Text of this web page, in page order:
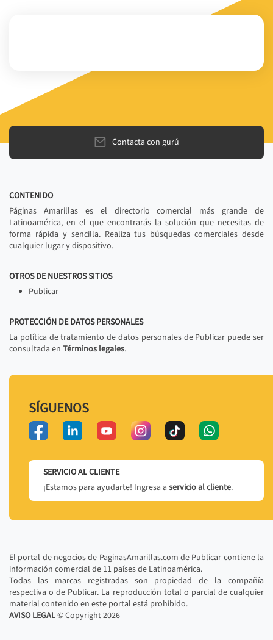
Contacta con gurú
CONTENIDO
Páginas Amarillas es el directorio comercial más grande de
Latinoamérica, en el que encontrarás la solución que necesitas de
forma rápida y sencilla. Realiza tus búsquedas comerciales desde
cualquier lugar y dispositivo.
OTROS DE NUESTROS SITIOS
Publicar
PROTECCIÓN DE DATOS PERSONALES
La política de tratamiento de datos personales de Publicar puede ser
consultada en Términos legales.
SÍGUENOS
SERVICIO AL CLIENTE
¡Estamos para ayudarte! Ingresa a servicio al cliente.
El portal de negocios de PaginasAmarillas.com de Publicar contiene la
información comercial de 11 países de Latinoamérica.
Todas las marcas registradas son propiedad de la compañía
respectiva o de Publicar. La reproducción total o parcial de cualquier
material contenido en este portal está prohibido.
AVISO LEGAL© Copyright2026